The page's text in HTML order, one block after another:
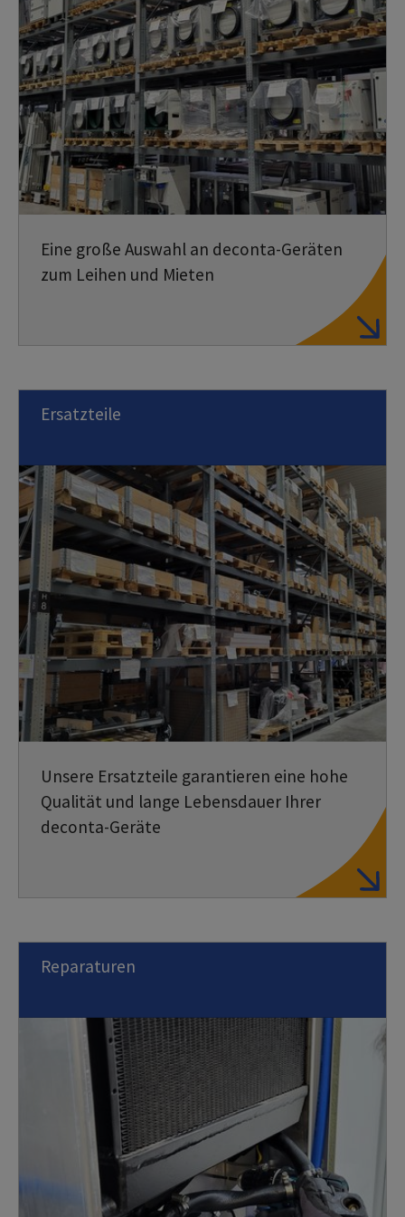
Eine große Auswahl an deconta-Geräten
zum Leihen und Mieten
Ersatzteile
Unsere Ersatzteile garantieren eine hohe
Qualität und lange Lebensdauer Ihrer
deconta-Geräte
Reparaturen